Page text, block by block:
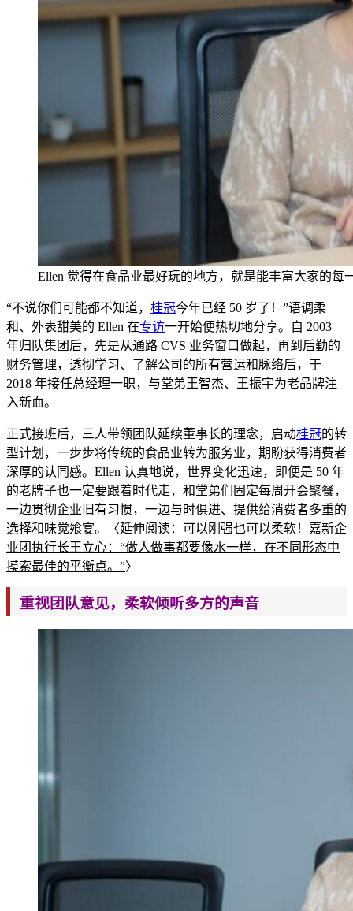
Ellen 觉得在食品业最好玩的地方，就是能丰富大家的每
“不说你们可能都不知道， 桂冠今年已经 50 岁了！”语调柔
和、外表甜美的 Ellen 在专访一开始便热切地分享。自 2003
年归队集团后， 先是从通路 CVS 业务窗口做起，再到后勤的
财务管理，透彻学习、了解公司的所有营运和脉络后，于
2018 年接任总经理一职，与堂弟王智杰、王振宇为老品牌注
入新血。
正式接班后，三人带领团队延续董事长的理念，启动桂冠的转
型计划，一步步将传统的食品业转为服务业，期盼获得消费者
深厚的认同感。Ellen 认真地说，世界变化迅速，即便是 50 年
的老牌子也一定要跟着时代走，和堂弟们固定每周开会聚餐，
一边贯彻企业旧有习惯，一边与时俱进、提供给消费者多重的
选择和味觉飨宴。〈延伸阅读： 可以刚强也可以柔软！嘉新企
业团执行长王立心：“做人做事都要像水一样，在不同形态中
摸索最佳的平衡点。”〉
重视团队意见，柔软倾听多方的声音